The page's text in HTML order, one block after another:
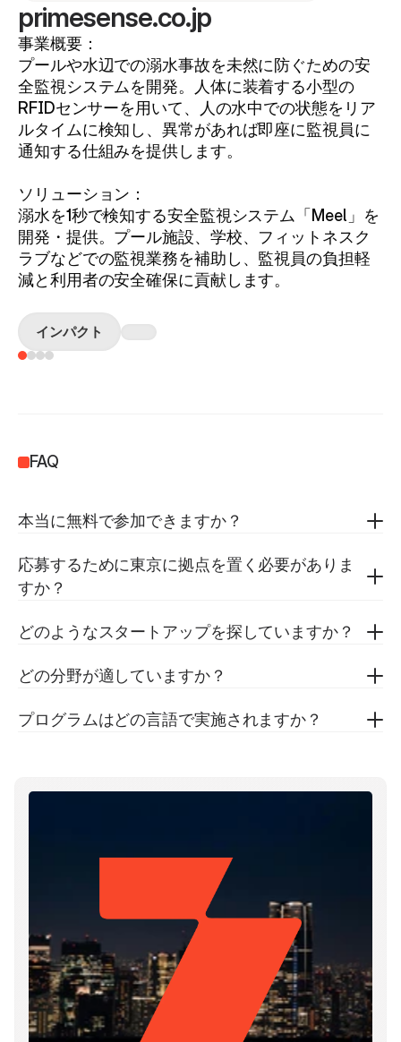
primesense.co.jp
事業概要：
プールや水辺での溺水事故を未然に防ぐための安
全監視システムを開発。人体に装着する小型の
RFIDセンサーを用いて、人の水中での状態をリア
ルタイムに検知し、異常があれば即座に監視員に
通知する仕組みを提供します。
ソリューション：
溺水を1秒で検知する安全監視システム「Meel」を
開発・提供。プール施設、学校、フィットネスク
ラブなどでの監視業務を補助し、監視員の負担軽
減と利用者の安全確保に貢献します。
インパクト
FAQ
本当に無料で参加できますか？
応募するために東京に拠点を置く必要がありま
すか？
どのようなスタートアップを探していますか？
どの分野が適していますか？
プログラムはどの言語で実施されますか？